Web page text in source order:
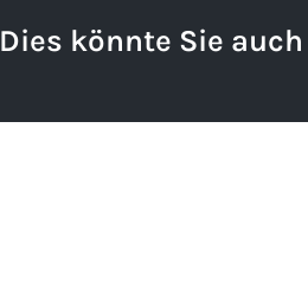
Dies könnte Sie